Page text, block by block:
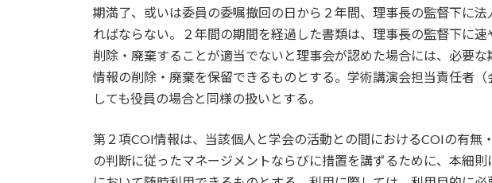
期満了、或いは委員の委嘱撤回の日から２年間、理事長の監督下に
ればならない。２年間の期間を経過した書類は、理事長の監督下に速
削除・廃棄することが適当でないと理事会が認めた場合には、必要
情報の削除・廃棄を保留できるものとする。学術講演会担当責任者
しても役員の場合と同様の扱いとする。
第２項COI情報は、当該個人と学会の活動との間におけるCOIの有無
の判断に従ったマネージメントならびに措置を講ずるために、本細